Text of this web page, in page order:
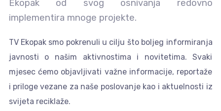
Ekopak od svog osnivanja redovno
implementira mnoge projekte.
TV Ekopak smo pokrenuli u cilju što boljeg informiranja
javnosti o našim aktivnostima i novitetima. Svaki
mjesec ćemo objavljivati važne informacije, reportaže
i priloge vezane za naše poslovanje kao i aktuelnosti iz
svijeta reciklaže.